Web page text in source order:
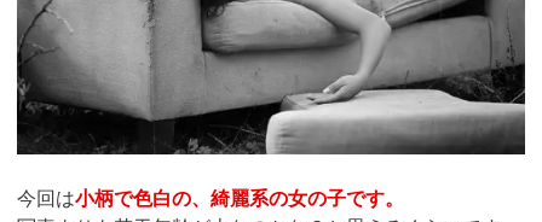
今回は小柄で色白の、綺麗系の女の子です。